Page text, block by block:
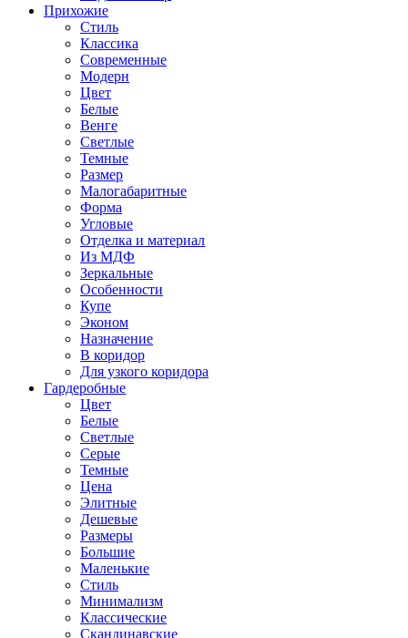
Прихожие
Стиль
Классика
Современные
Модерн
Цвет
Белые
Венге
Светлые
Темные
Размер
Малогабаритные
Форма
Угловые
Отделка и материал
Из МДФ
Зеркальные
Особенности
Купе
Эконом
Назначение
В коридор
Для узкого коридора
Гардеробные
Цвет
Белые
Светлые
Серые
Темные
Цена
Элитные
Дешевые
Размеры
Большие
Маленькие
Стиль
Минимализм
Классические
Скандинавские